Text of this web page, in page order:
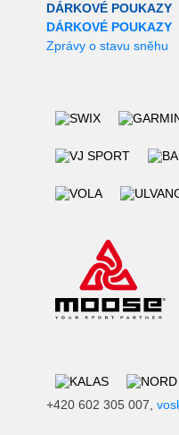
DÁRKOVÉ POUKAZY
DÁRKOVÉ POUKAZY
Zprávy o stavu sněhu
+420 602 305 007,